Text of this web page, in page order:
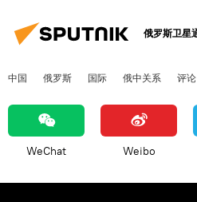
俄罗斯卫星
中国 俄罗斯 国际 俄中关系 评论
WeChat Weibo